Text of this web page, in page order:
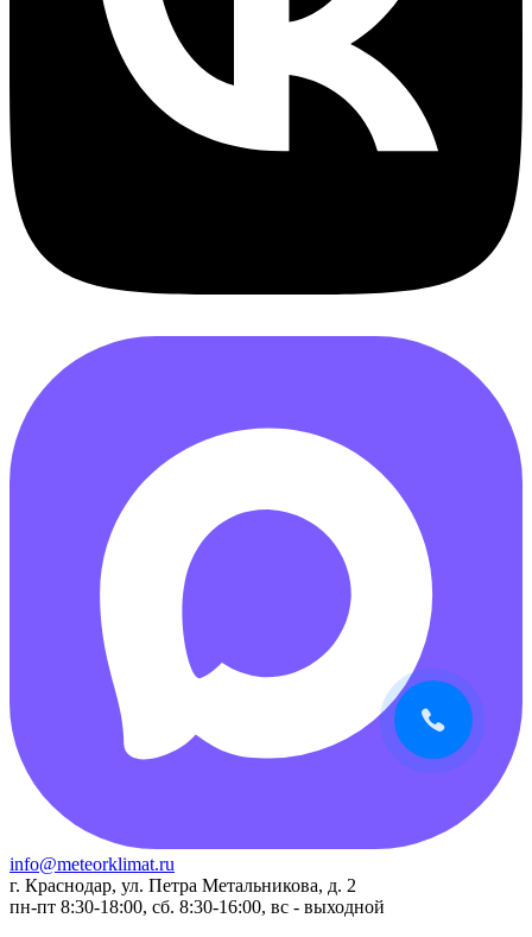
info@meteorklimat.ru
г. Краснодар, ул. Петра Метальникова, д. 2
пн-пт 8:30-18:00, сб. 8:30-16:00, вс - выходной